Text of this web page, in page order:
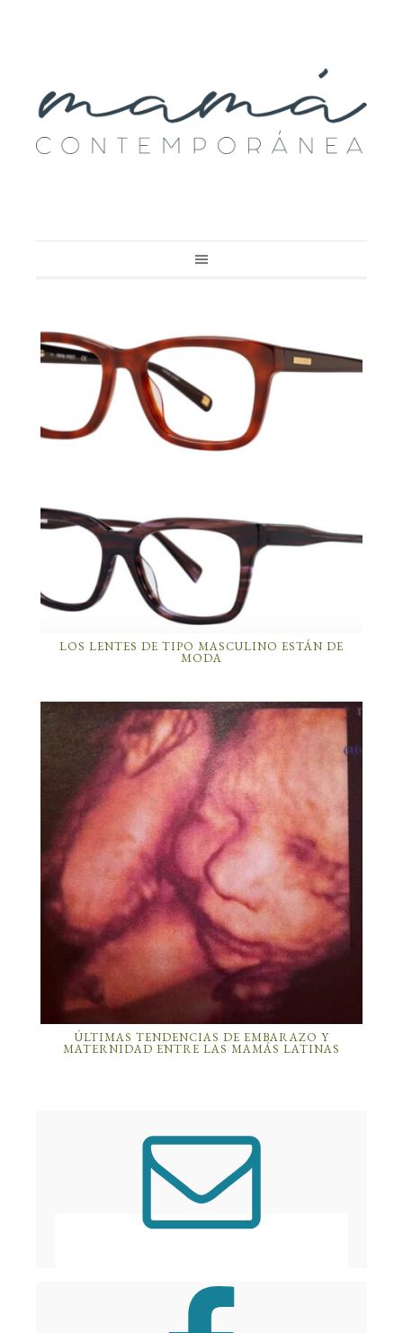
LOS LENTES DE TIPO MASCULINO ESTÁN DE
MODA
ÚLTIMAS TENDENCIAS DE EMBARAZO Y
MATERNIDAD ENTRE LAS MAMÁS LATINAS